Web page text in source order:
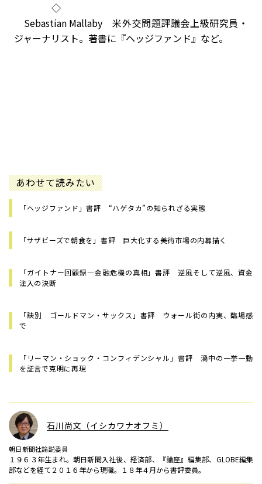
◇
Sebastian Mallaby 米外交問題評議会上級研究員・
ジャーナリスト。著書に『ヘッジファンド』など。
あわせて読みたい
「ヘッジファンド」書評 “ハゲタカ”の知られざる実態
「サザビーズで朝食を」書評 巨大化する美術市場の内幕描く
「ガイトナー回顧録—金融危機の真相」書評 逆風そして逆風、資金
注入の決断
「訣別 ゴールドマン・サックス」書評 ウォール街の内実、臨場感
で
「リーマン・ショック・コンフィデンシャル」書評 渦中の一挙一動
を証言で克明に再現
石川尚文（イシカワナオフミ）
朝日新聞社論説委員
１９６３年生まれ。朝日新聞入社後、経済部、『論座』編集部、GLOBE編集
部などを経て２０１６年から現職。１８年４月から書評委員。